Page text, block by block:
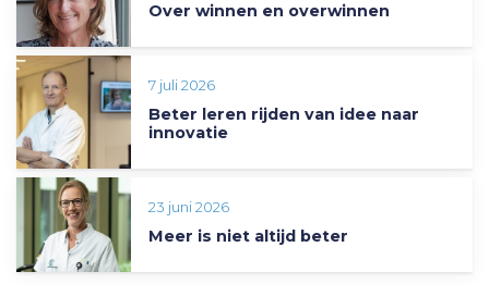
Over winnen en overwinnen
7 juli 2026
Beter leren rijden van idee naar
innovatie
23 juni 2026
Meer is niet altijd beter